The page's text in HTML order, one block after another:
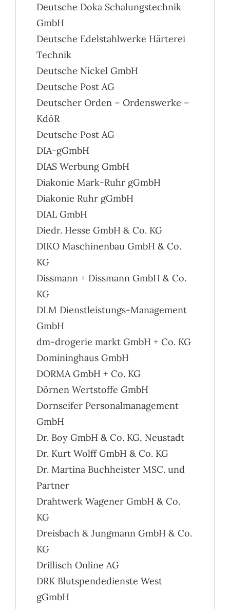
Deutsche Doka Schalungstechnik
GmbH
Deutsche Edelstahlwerke Härterei
Technik
Deutsche Nickel GmbH
Deutsche Post AG
Deutscher Orden – Ordenswerke –
KdöR
Deutsche Post AG
DIA-gGmbH
DIAS Werbung GmbH
Diakonie Mark-Ruhr gGmbH
Diakonie Ruhr gGmbH
DIAL GmbH
Diedr. Hesse GmbH & Co. KG
DIKO Maschinenbau GmbH & Co.
KG
Dissmann + Dissmann GmbH & Co.
KG
DLM Dienstleistungs-Management
GmbH
dm-drogerie markt GmbH + Co. KG
Domininghaus GmbH
DORMA GmbH + Co. KG
Dörnen Wertstoffe GmbH
Dornseifer Personalmanagement
GmbH
Dr. Boy GmbH & Co. KG, Neustadt
Dr. Kurt Wolff GmbH & Co. KG
Dr. Martina Buchheister MSC. und
Partner
Drahtwerk Wagener GmbH & Co.
KG
Dreisbach & Jungmann GmbH & Co.
KG
Drillisch Online AG
DRK Blutspendedienste West
gGmbH